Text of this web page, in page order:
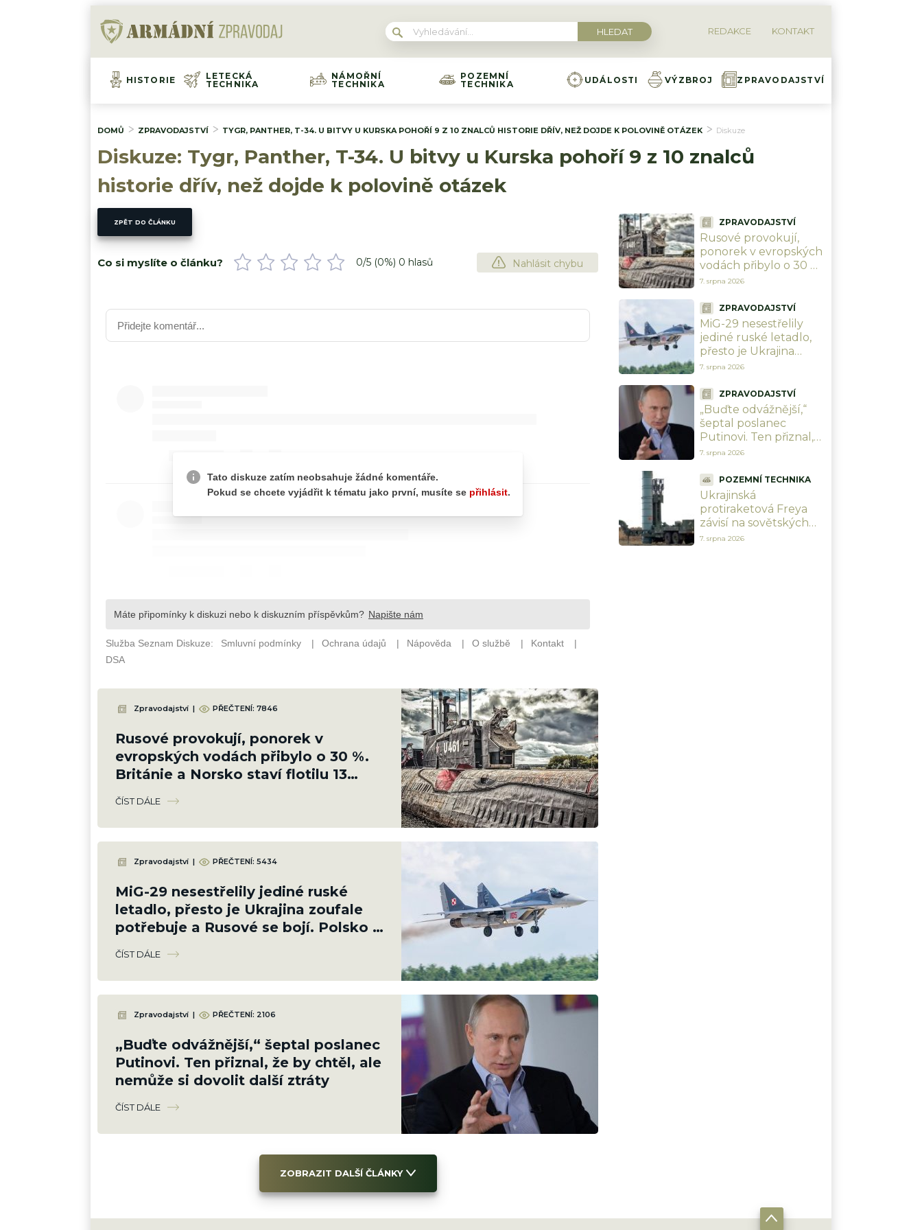
REDAKCE KONTAKT
HISTORIE
LETECKÁ
TECHNIKA
NÁMOŘNÍ
TECHNIKA
POZEMNÍ
TECHNIKA
UDÁLOSTI VÝZBROJ ZPRAVODAJSTVÍ
DOMŮ ZPRAVODAJSTVÍ TYGR, PANTHER, T-34. U BITVY U KURSKA POHOŘÍ 9 Z 10 ZNALCŮ HISTORIE DŘÍV, NEŽ DOJDE K POLOVINĚ OTÁZEK Diskuze
Diskuze: Tygr, Panther, T-34. U bitvy u Kurska pohoří 9 z 10 znalců
historie dřív, než dojde k polovině otázek
ZPĚT DO ČLÁNKU
Co si myslíte o článku? 0/5 (0%) 0 hlasů Nahlásit chybu
Zpravodajství | PŘEČTENÍ: 7846
Rusové provokují, ponorek v
evropských vodách přibylo o 30 %.
Británie a Norsko staví flotilu 13
fregat, která je bude lovit
ČÍST DÁLE
Zpravodajství | PŘEČTENÍ: 5434
MiG-29 nesestřelily jediné ruské
letadlo, přesto je Ukrajina zoufale
potřebuje a Rusové se bojí. Polsko jí
pošle své poslední
ČÍST DÁLE
Zpravodajství | PŘEČTENÍ: 2106
„Buďte odvážnější,“ šeptal poslanec
Putinovi. Ten přiznal, že by chtěl, ale
nemůže si dovolit další ztráty
ČÍST DÁLE
ZOBRAZIT DALŠÍ ČLÁNKY
ZPRAVODAJSTVÍ
Rusové provokují,
ponorek v evropských
vodách přibylo o 30 %.
Británie a Norsko staví
je bude lovit
7. srpna 2026
ZPRAVODAJSTVÍ
MiG-29 nesestřelily
jediné ruské letadlo,
přesto je Ukrajina
zoufale potřebuje a
jí pošle své poslední
7. srpna 2026
ZPRAVODAJSTVÍ
„Buďte odvážnější,“
šeptal poslanec
Putinovi. Ten přiznal,
že by chtěl, ale
ztráty
7. srpna 2026
POZEMNÍ TECHNIKA
Ukrajinská
protiraketová Freya
závisí na sovětských
raketách S-300.
7. srpna 2026